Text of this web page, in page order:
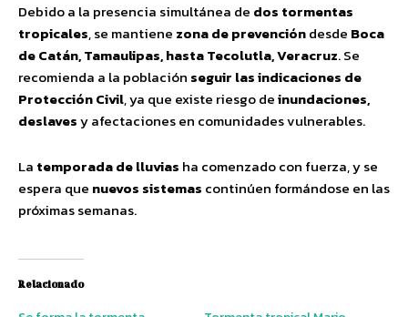
Debido a la presencia simultánea de dos tormentas
tropicales, se mantiene zona de prevencióndesde Boca
de Catán, Tamaulipas, hasta Tecolutla, Veracruz. Se
recomienda a la población seguir las indicaciones de
Protección Civil, ya que existe riesgo deinundaciones,
deslavesy afectaciones en comunidades vulnerables.
La temporada de lluvias ha comenzado con fuerza, y se
espera que nuevos sistemas continúen formándose en las
próximas semanas.
Relacionado